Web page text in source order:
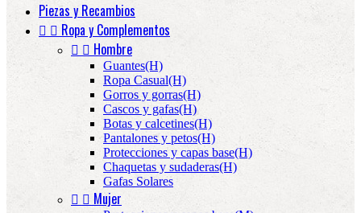
Piezas y Recambios
  Ropa y Complementos
  Hombre
Guantes(H)
Ropa Casual(H)
Gorros y gorras(H)
Cascos y gafas(H)
Botas y calcetines(H)
Pantalones y petos(H)
Protecciones y capas base(H)
Chaquetas y sudaderas(H)
Gafas Solares
  Mujer